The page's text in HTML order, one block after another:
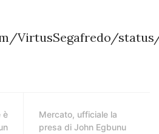
status/
è
Mercato, ufficiale la
presa di John Egbunu